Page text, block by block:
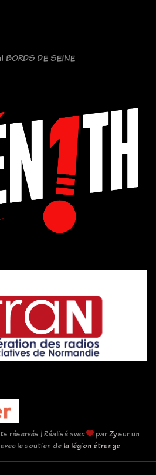
BORDS DE SEINE
réservés | Réalisé avec parZysur un
avec le soutien de la légion étrange